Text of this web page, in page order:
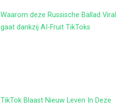
Waarom deze Russische Ballad Viral
gaat dankzij AI-Fruit TikToks
TikTok Blaast Nieuw Leven In Deze